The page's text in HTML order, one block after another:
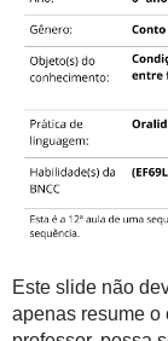
Este slide não
apenas resume o